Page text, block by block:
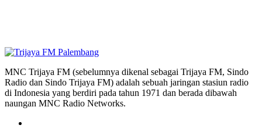
MNC Trijaya FM (sebelumnya dikenal sebagai Trijaya FM, Sindo
Radio dan Sindo Trijaya FM) adalah sebuah jaringan stasiun radio
di Indonesia yang berdiri pada tahun 1971 dan berada dibawah
naungan MNC Radio Networks.